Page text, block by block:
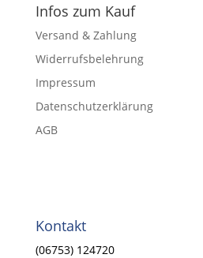
Infos zum Kauf
Versand & Zahlung
Widerrufsbelehrung
Impressum
Datenschutzerklärung
AGB
Kontakt
(06753) 124720